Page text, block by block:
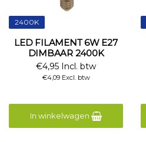
2400K
LED FILAMENT 6W E27
DIMBAAR 2400K
€4,95 Incl. btw
€4,09 Excl. btw
In winkelwagen